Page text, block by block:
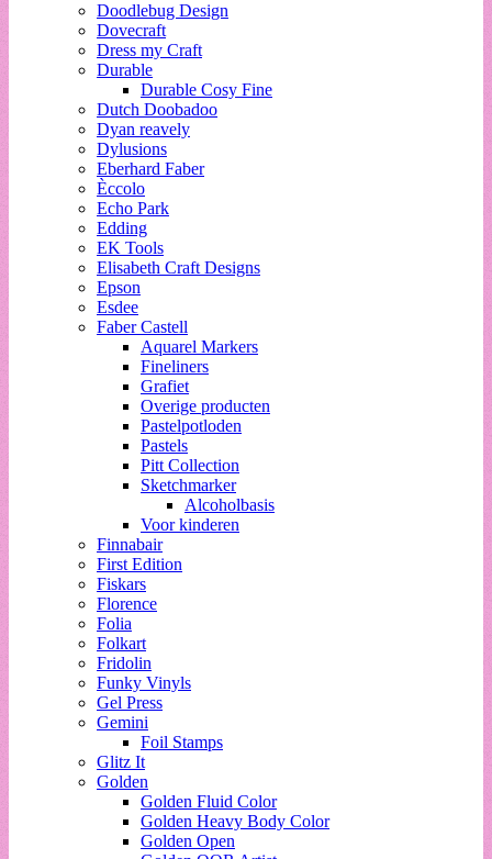
Doodlebug Design
Dovecraft
Dress my Craft
Durable
Durable Cosy Fine
Dutch Doobadoo
Dyan reavely
Dylusions
Eberhard Faber
Èccolo
Echo Park
Edding
EK Tools
Elisabeth Craft Designs
Epson
Esdee
Faber Castell
Aquarel Markers
Fineliners
Grafiet
Overige producten
Pastelpotloden
Pastels
Pitt Collection
Sketchmarker
Alcoholbasis
Voor kinderen
Finnabair
First Edition
Fiskars
Florence
Folia
Folkart
Fridolin
Funky Vinyls
Gel Press
Gemini
Foil Stamps
Glitz It
Golden
Golden Fluid Color
Golden Heavy Body Color
Golden Open